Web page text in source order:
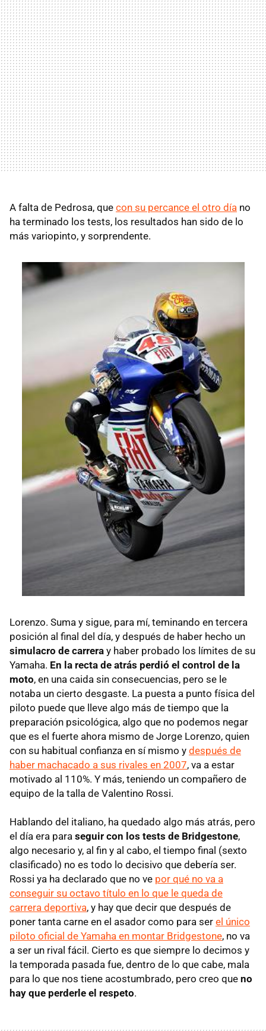
A falta de Pedrosa, que con su percance el otro día no
ha terminado los tests, los resultados han sido de lo
más variopinto, y sorprendente.
Lorenzo. Suma y sigue, para mí, teminando en tercera
posición al final del día, y después de haber hecho un
simulacro de carrera y haber probado los límites de su
Yamaha. En la recta de atrás perdió el control de la
moto, en una caida sin consecuencias, pero se le
notaba un cierto desgaste. La puesta a punto física del
piloto puede que lleve algo más de tiempo que la
preparación psicológica, algo que no podemos negar
que es el fuerte ahora mismo de Jorge Lorenzo, quien
con su habitual confianza en sí mismo y después de
haber machacado a sus rivales en 2007, va a estar
motivado al 110%. Y más, teniendo un compañero de
equipo de la talla de Valentino Rossi.
Hablando del italiano, ha quedado algo más atrás, pero
el día era para seguir con los tests de Bridgestone,
algo necesario y, al fin y al cabo, el tiempo final (sexto
clasificado) no es todo lo decisivo que debería ser.
Rossi ya ha declarado que no ve por qué no va a
conseguir su octavo título en lo que le queda de
carrera deportiva, y hay que decir que después de
poner tanta carne en el asador como para ser el único
piloto oficial de Yamaha en montar Bridgestone, no va
a ser un rival fácil. Cierto es que siempre lo decimos y
la temporada pasada fue, dentro de lo que cabe, mala
para lo que nos tiene acostumbrado, pero creo que no
hay que perderle el respeto.